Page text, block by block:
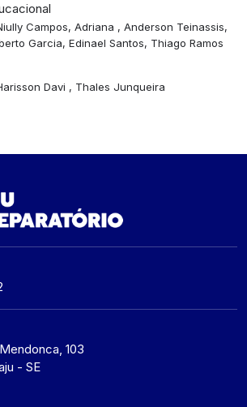
Campos, Adriana , Anderson Teinassis,
Garcia, Edinael Santos, Thiago Ramos
Davi , Thales Junqueira
103
- SE